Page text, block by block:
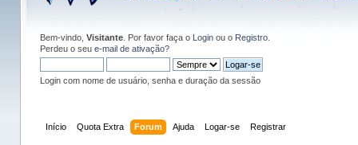
Bem-vindo, Visitante. Por favor faça o Loginou o Registro.
Perdeu o seu e-mail de ativação?
Login com nome de usuário, senha e duração da sessão
Início Quota Extra Forum Ajuda Logar-se Registrar